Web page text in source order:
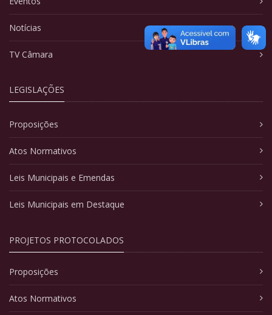
Notícias
TV Câmara
LEGISLAÇÕES
Proposições
Atos Normativos
Leis Municipais e Emendas
Leis Municipais em Destaque
PROJETOS PROTOCOLADOS
Proposições
Atos Normativos